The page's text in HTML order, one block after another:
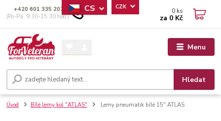
Menu
CS CZK
Hledat
+420 601 335 207
(Po-Pá, 9:30-15:30 hod.)
0 ks
za 0 Kč
Úvod Bílé lemy kol "ATLAS" Lemy pneumatik bílé 15" ATLAS